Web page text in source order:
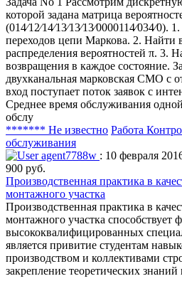
которой задана матрица
переходов цепи Маркова. 2. Найти
распределения вероятностей π. 3.
возвращения в каждое состояние.
двухканальная марковская СМО с
вход поступает поток заявок с
Среднее время обслуживания
обслу
******* Не известно Работа
обслуживания
agent7788w : 10 февраля
900 руб.
Производственная практика в
монтажного участка
Производственная практика в
монтажного участка способствует
высококвалифицированных
является привитие студентам
производством и коллективами
закрепление теоретических